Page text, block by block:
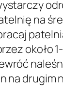
na
około
na